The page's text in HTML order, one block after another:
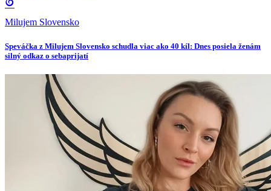
Milujem Slovensko
Speváčka z Milujem Slovensko schudla viac ako 40 kíl: Dnes posiela ženám
silný odkaz o sebaprijatí